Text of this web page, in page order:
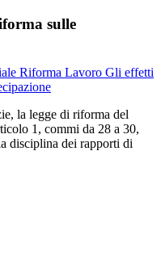
sulle
Riforma Lavoro Gli effetti
la legge di riforma del
1, commi da 28 a 30,
disciplina dei rapporti di